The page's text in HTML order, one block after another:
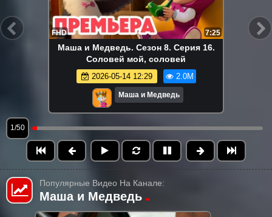
FHD 7:25
Маша и Медведь. Сезон 8. Серия 16.
Соловей мой, соловей
2026-05-14 12:29 2.0M
Маша и Медведь
1/50
Популярные Видео На Канале:
Маша и Медведь